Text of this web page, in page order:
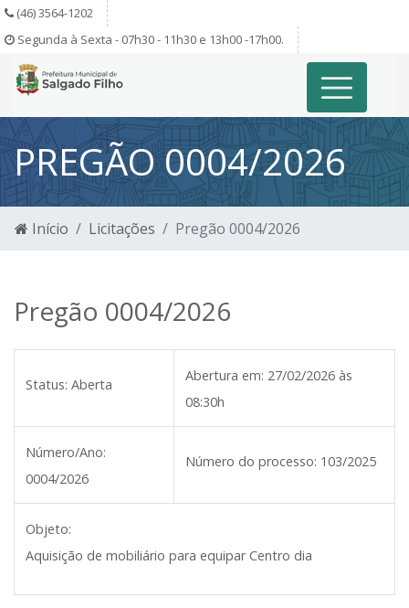
(46) 3564-1202
Segunda à Sexta - 07h30 - 11h30 e 13h00 -17h00.
PREGÃO 0004/2026
Início Licitações Pregão 0004/2026
Pregão 0004/2026
Status: Aberta
Abertura em: 27/02/2026 às
08:30h
Número/Ano:
0004/2026
Número do processo: 103/2025
Objeto:
Aquisição de mobiliário para equipar Centro dia